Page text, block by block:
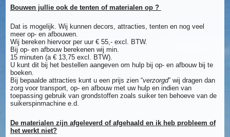
Bouwen jullie ook de tenten of materialen op ?
Dat is mogelijk. Wij kunnen decors, attracties, tenten en nog veel
meer op- en afbouwen.
Wij bereken hiervoor per uur € 55,- excl. BTW.
Bij op- en afbouw berekenen wij min.
15 minuten (a € 13,75 excl. BTW).
U kunt dit bij het bestellen aangeven om hulp bij op- en afbouw bij te
boeken.
Bij bepaalde attracties kunt u een prijs zien “verzorgd” wij dragen dan
zorg voor transport, op- en afbouw met uw hulp en indien van
toepassing gebruik van grondstoffen zoals suiker ten behoeve van de
suikerspinmachine e.d.
De materialen zijn afgeleverd of afgehaald en ik heb probleem of
het werkt niet?